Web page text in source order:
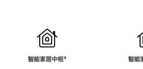
智能家居中枢脚
⁴ 智能